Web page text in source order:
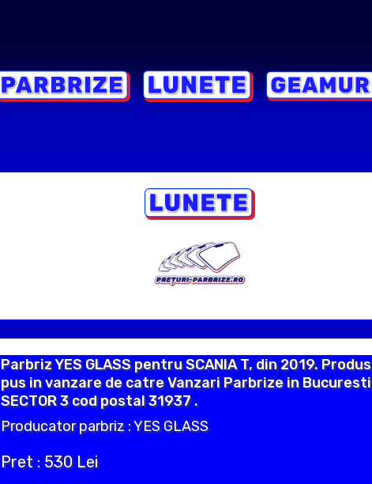
Parbriz YES GLASS pentru SCANIA T, din 2019. Produs
pus in vanzare de catre Vanzari Parbrize in Bucuresti
SECTOR 3 cod postal 31937 .
Producator parbriz : YES GLASS
Pret : 530 Lei